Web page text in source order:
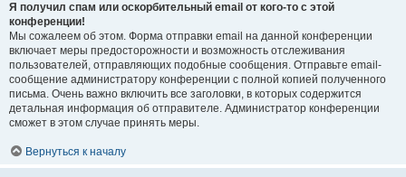
Я получил спам или оскорбительный email от кого-то с этой
конференции!
Мы сожалеем об этом. Форма отправки email на данной конференции
включает меры предосторожности и возможность отслеживания
пользователей, отправляющих подобные сообщения. Отправьте email-
сообщение администратору конференции с полной копией полученного
письма. Очень важно включить все заголовки, в которых содержится
детальная информация об отправителе. Администратор конференции
сможет в этом случае принять меры.
Вернуться к началу